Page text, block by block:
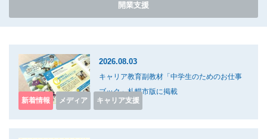
開業支援
2026.08.03
キャリア教育副教材「中学生のためのお仕事
ブック」札幌市版に掲載
新着情報
メディア キャリア支援